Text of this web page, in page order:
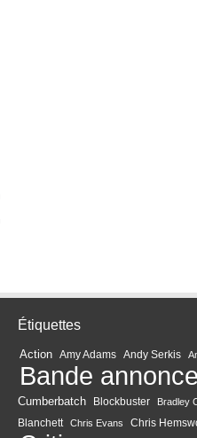
Étiquettes
Action Amy Adams Andy Serkis
Bande annonce
Cumberbatch
Blockbuster Bradley
Blanchett
Chris Evans Chris